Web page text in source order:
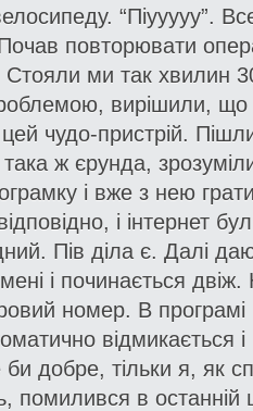
“Піууууу”.
повторювати
Стояли ми так хвилин
вирішили, що
чудо-пристрій.
така ж єрунда,
і вже з нею
і інтернет
Пів діла є. Далі
і починається
номер. В
відмикається
добре, тільки я, як
помилився в